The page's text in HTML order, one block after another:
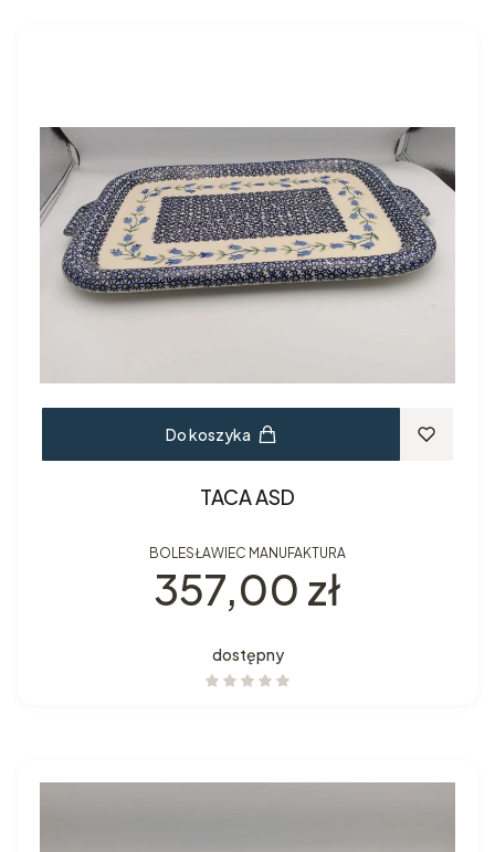
Do koszyka
TACA ASD
BOLESŁAWIEC MANUFAKTURA
Cena
357,00 zł
dostępny